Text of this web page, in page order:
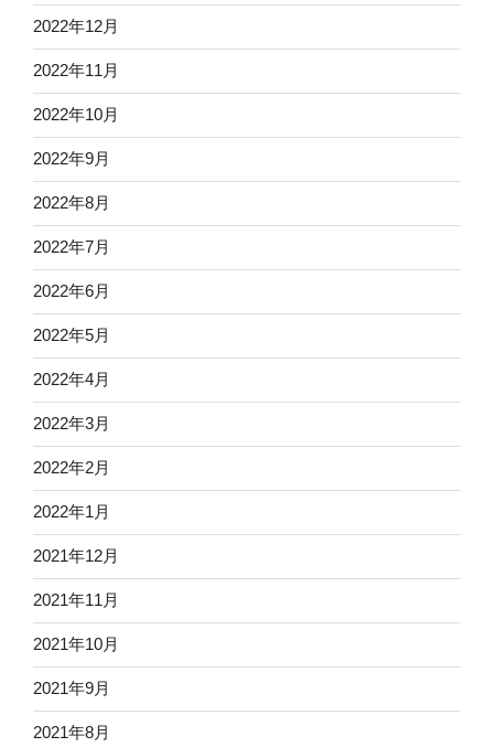
2022年12月
2022年11月
2022年10月
2022年9月
2022年8月
2022年7月
2022年6月
2022年5月
2022年4月
2022年3月
2022年2月
2022年1月
2021年12月
2021年11月
2021年10月
2021年9月
2021年8月